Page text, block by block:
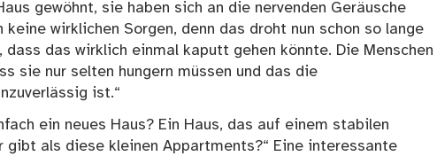
gewöhnt, sie haben sich an die nervenden Geräusche
wirklichen Sorgen, denn das droht nun schon so lange
das wirklich einmal kaputt gehen könnte. Die Menschen
sie nur selten hungern müssen und das die
ist.“
ein neues Haus? Ein Haus, das auf einem stabilen
gibt als diese kleinen Appartments?“ Eine interessante